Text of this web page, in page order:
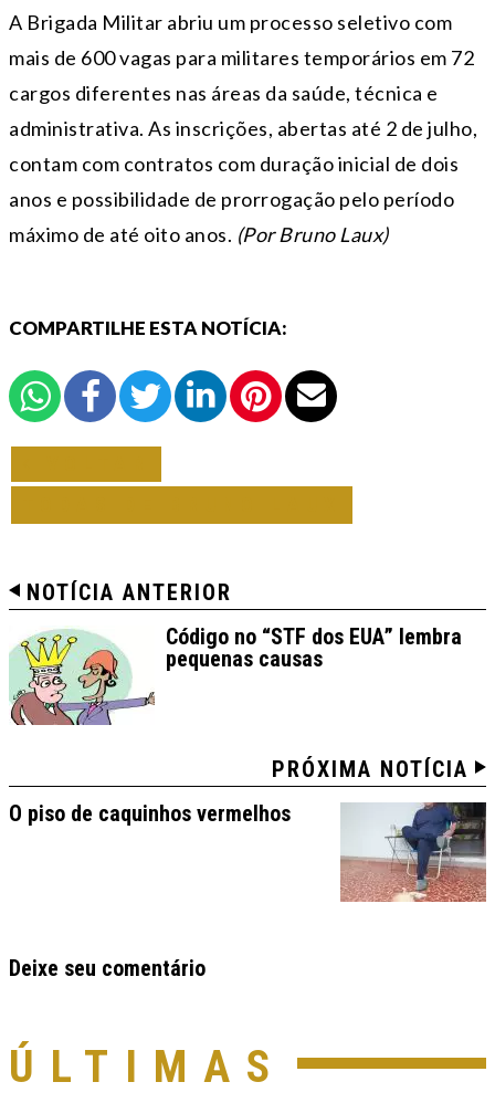
A Brigada Militar abriu um processo seletivo com
mais de 600 vagas para militares temporários em 72
cargos diferentes nas áreas da saúde, técnica e
administrativa. As inscrições, abertas até 2 de julho,
contam com contratos com duração inicial de dois
anos e possibilidade de prorrogação pelo período
máximo de até oito anos. (Por Bruno Laux)
COMPARTILHE ESTA NOTÍCIA:
NOTÍCIA ANTERIOR
Código no “STF dos EUA” lembra
pequenas causas
PRÓXIMA NOTÍCIA
O piso de caquinhos vermelhos
Deixe seu comentário
ÚLTIMAS